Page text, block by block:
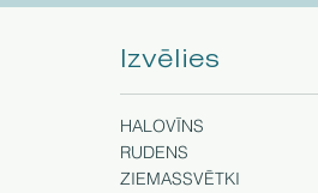
Izvēlies
HALOVĪNS
RUDENS
ZIEMASSVĒTKI